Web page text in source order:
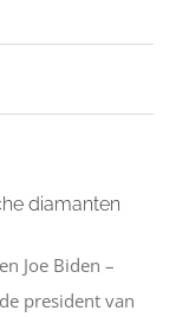
diamanten
Joe Biden –
president van